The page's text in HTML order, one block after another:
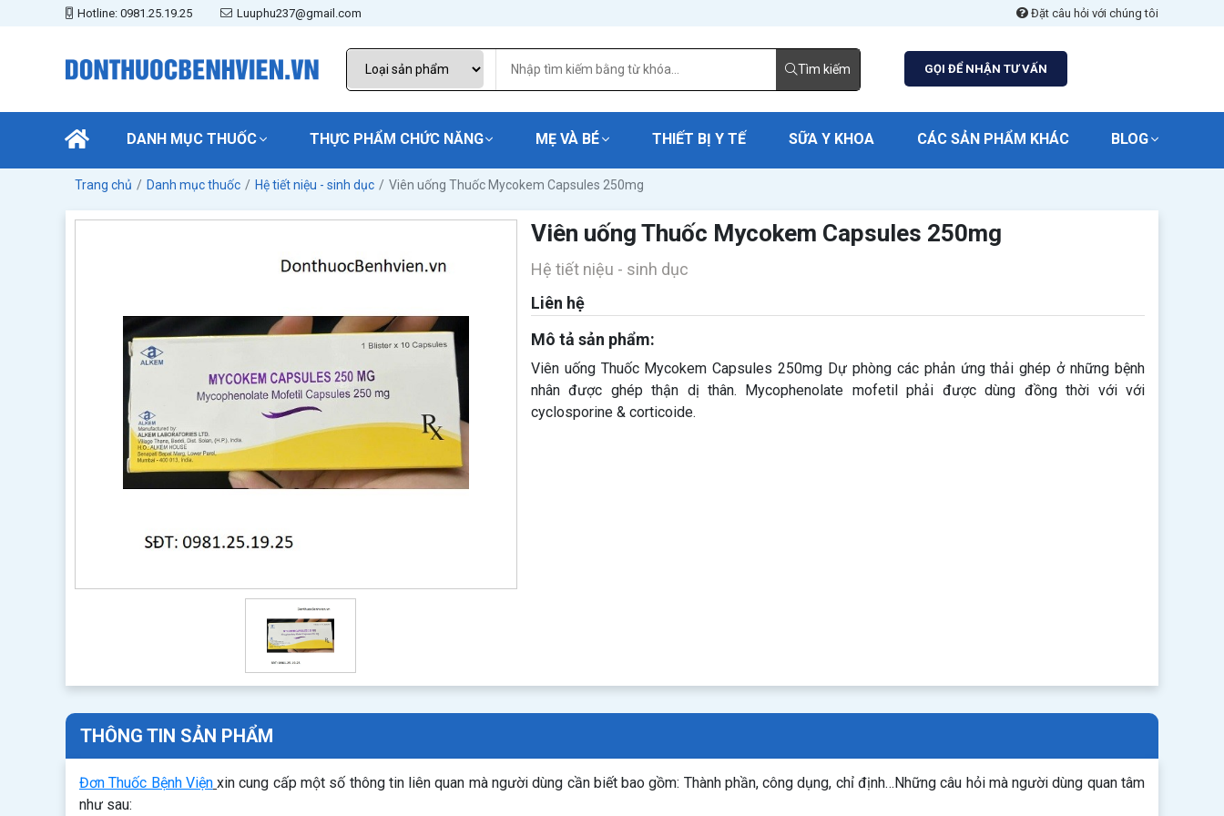
Hotline: 0981.25.19.25 Luuphu237@gmail.com Đặt câu hỏi với chúng tôi
Tìm kiếm GỌI ĐỂ NHẬN TƯ VẤN
DANH MỤC THUỐC THỰC PHẨM CHỨC NĂNG MẸ VÀ BÉ THIẾT BỊ Y TẾ SỮA Y KHOA CÁC SẢN PHẨM KHÁC BLOG
Trang chủ Danh mục thuốc Hệ tiết niệu - sinh dục Viên uống Thuốc Mycokem Capsules 250mg
Viên uống Thuốc Mycokem Capsules 250mg
Hệ tiết niệu - sinh dục
Liên hệ
Mô tả sản phẩm:
Viên uống Thuốc Mycokem Capsules 250mg Dự phòng các phản ứng thải ghép ở những bệnh
nhân được ghép thận dị thân. Mycophenolate mofetil phải được dùng đồng thời với với
cyclosporine & corticoide.
THÔNG TIN SẢN PHẨM
Đơn Thuốc Bệnh Viện xin cung cấp một số thông tin liên quan mà người dùng cần biết bao gồm: Thành phần, công dụng, chỉ định…Những câu hỏi mà người dùng quan tâm
như sau: